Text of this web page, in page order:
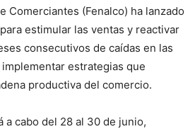
Comerciantes (Fenalco) ha lanzado
para estimular las ventas y reactivar
consecutivos de caídas en las
estrategias que
productiva del comercio.
a cabo del 28 al 30 de junio,